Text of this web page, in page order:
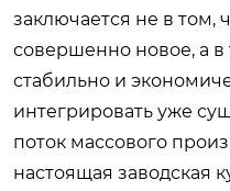
заключается не в том,
совершенно новое, а
стабильно и
интегрировать уже
поток массового
настоящая заводская